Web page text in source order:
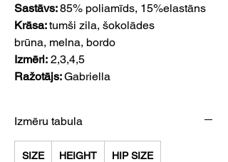
Sastāvs:85% poliamīds, 15%elastāns
Krāsa:tumši zila, šokolādes
brūna, melna, bordo
Izmēri: 2,3,4,5
Ražotājs:Gabriella
Izmēru tabula
SIZE HEIGHT HIP SIZE